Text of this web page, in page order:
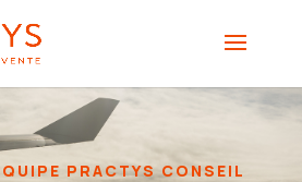
PRACTYS CONSEIL